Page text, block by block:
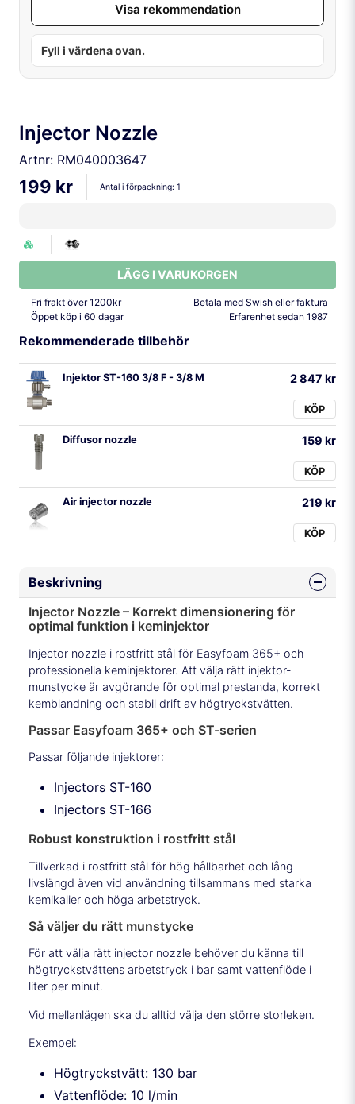
Visa rekommendation
Fyll i värdena ovan.
Injector Nozzle
Artnr: RM040003647
199 kr Antal i förpackning: 1
LÄGG I VARUKORGEN
Fri frakt över 1200kr
Betala med Swish eller faktura
Öppet köp i 60 dagar
Erfarenhet sedan 1987
Rekommenderade tillbehör
Injektor ST-160 3/8 F - 3/8 M 2 847 kr
KÖP
Diffusor nozzle 159 kr
KÖP
Air injector nozzle 219 kr
KÖP
Beskrivning
Injector Nozzle – Korrekt dimensionering för
optimal funktion i keminjektor
Injector nozzle i rostfritt stål för Easyfoam 365+ och
professionella keminjektorer. Att välja rätt injektor-
munstycke är avgörande för optimal prestanda, korrekt
kemblandning och stabil drift av högtryckstvätten.
Passar Easyfoam 365+ och ST-serien
Passar följande injektorer:
Injectors ST-160
Injectors ST-166
Robust konstruktion i rostfritt stål
Tillverkad i rostfritt stål för hög hållbarhet och lång
livslängd även vid användning tillsammans med starka
kemikalier och höga arbetstryck.
Så väljer du rätt munstycke
För att välja rätt injector nozzle behöver du känna till
högtryckstvättens arbetstryck i bar samt vattenflöde i
liter per minut.
Vid mellanlägen ska du alltid välja den större storleken.
Exempel:
Högtryckstvätt: 130 bar
Vattenflöde: 10 l/min